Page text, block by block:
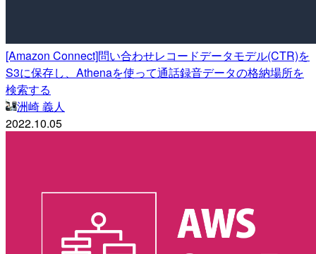
[Amazon Connect]問い合わせレコードデータモデル(CTR)を
S3に保存し、Athenaを使って通話録音データの格納場所を
検索する
洲崎 義人
2022.10.05